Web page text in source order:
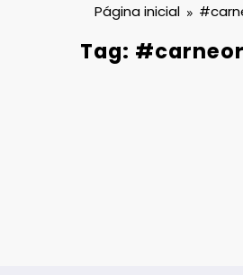
Página inicial
Tag: